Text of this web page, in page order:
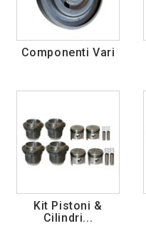
Componenti Vari
Kit Pistoni &
Cilindri...